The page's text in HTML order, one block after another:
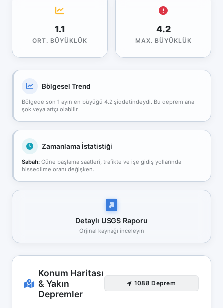
1.1
ORT. BÜYÜKLÜK
4.2
MAX. BÜYÜKLÜK
Bölgesel Trend
Bölgede son 1 ayın en büyüğü 4.2 şiddetindeydi. Bu deprem ana
şok veya artçı olabilir.
Zamanlama İstatistiği
Sabah: Güne başlama saatleri, trafikte ve işe gidiş yollarında
hissedilme oranı değişken.
Detaylı USGS Raporu
Orjinal kaynağı inceleyin
Konum Haritası
& Yakın
Depremler
1088 Deprem